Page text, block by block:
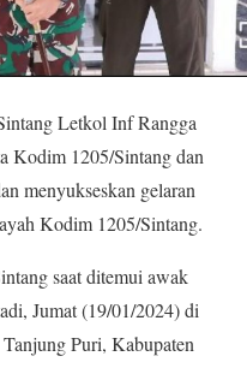
Letkol Inf Rangga
Kodim 1205/Sintang dan
menyukseskan gelaran
Kodim 1205/Sintang.
saat ditemui awak
Jumat (19/01/2024) di
Puri, Kabupaten